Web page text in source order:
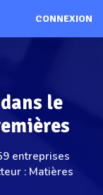
CONNEXION
le
entreprises
: Matières